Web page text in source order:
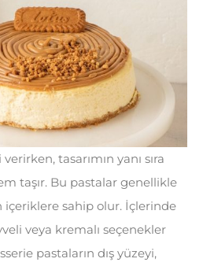
tasarımın yanı sıra
taşır. Bu pastalar genellikle
içeriklere sahip olur. İçlerinde
veya kremalı seçenekler
pastaların dış yüzeyi,